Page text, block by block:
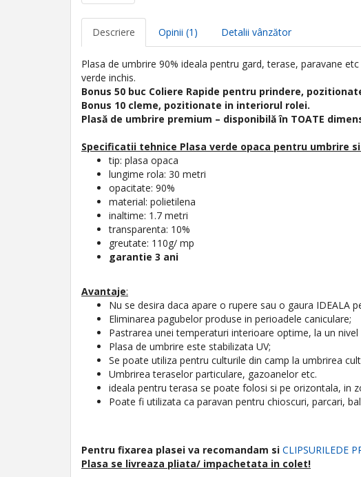
Descriere Opinii (1) Detalii vânzător
Plasa de umbrire 90% ideala pentru gard, terase, paravane
verde inchis.
Bonus 50 buc Coliere Rapide pentru prindere,
Bonus 10 cleme, pozitionate in interiorul rolei.
Plasă de umbrire premium – disponibilă în TOATE
Specificatii tehnice Plasa verde opaca pentru umbrire
tip: plasa opaca
lungime rola: 30 metri
opacitate: 90%
material: polietilena
inaltime: 1.7 metri
transparenta: 10%
greutate: 110g/ mp
garantie 3 ani
Avantaje:
Nu se desira daca apare o rupere sau o gaura IDEALA
Eliminarea pagubelor produse in perioadele caniculare;
Pastrarea unei temperaturi interioare optime, la un
Plasa de umbrire este stabilizata UV;
Se poate utiliza pentru culturile din camp la umbrirea
Umbrirea teraselor particulare, gazoanelor etc.
ideala pentru terasa se poate folosi si pe orizontala, in
Poate fi utilizata ca paravan pentru chioscuri, parcari,
Pentru fixarea plasei va recomandam si CLIPSURILEDE
Plasa se livreaza pliata/ impachetata in colet!